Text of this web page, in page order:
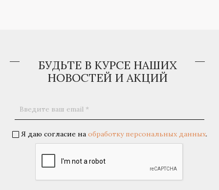
БУДЬТЕ В КУРСЕ НАШИХ
НОВОСТЕЙ И АКЦИЙ
Я даю согласие на обработку персональных данных.